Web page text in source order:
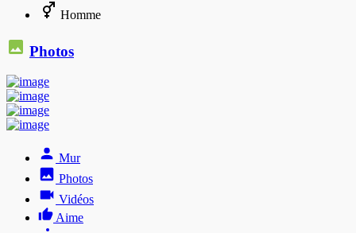
Homme
Photos
Mur
Photos
Vidéos
Aime